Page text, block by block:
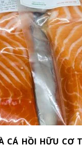
CÁ HỒI HỮU CƠ